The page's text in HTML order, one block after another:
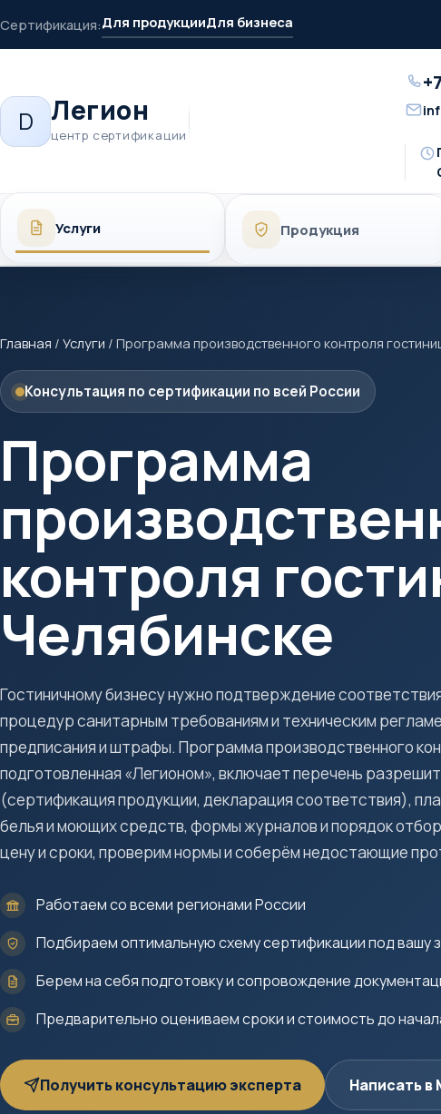
Сертификация:Для продукцииДля бизнеса
D Легион
центр сертификации
Email
Услуги Продукция
Главная / Услуги / Программа производственного контроля
Консультация по сертификации по всей России
Программа
контроля
Челябинске
Гостиничному бизнесу нужно подтверждение
процедур санитарным требованиям и техническим
предписания и штрафы. Программа производственного
подготовленная «Легионом», включает перечень
(сертификация продукции, декларация соответствия),
белья и моющих средств, формы журналов и порядок
цену и сроки, проверим нормы и соберём недостающие
Работаем со всеми регионами России
Подбираем оптимальную схему сертификации под вашу
Берем на себя подготовку и сопровождение
Предварительно оцениваем сроки и стоимость до
Получить консультацию эксперта Написать в